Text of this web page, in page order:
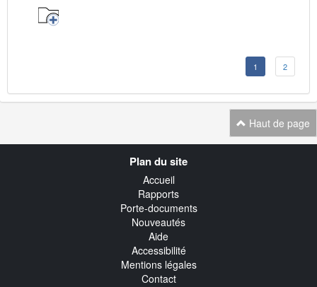
1 2
Haut de page
Plan du site
Accueil
Rapports
Porte-documents
Nouveautés
Aide
Accessibilité
Mentions légales
Contact